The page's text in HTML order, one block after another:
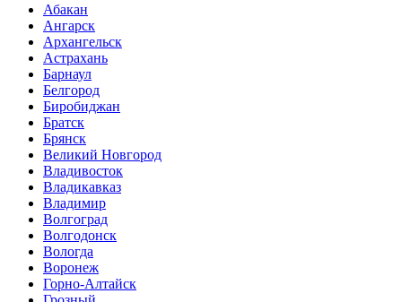
Абакан
Ангарск
Архангельск
Астрахань
Барнаул
Белгород
Биробиджан
Братск
Брянск
Великий Новгород
Владивосток
Владикавказ
Владимир
Волгоград
Волгодонск
Вологда
Воронеж
Горно-Алтайск